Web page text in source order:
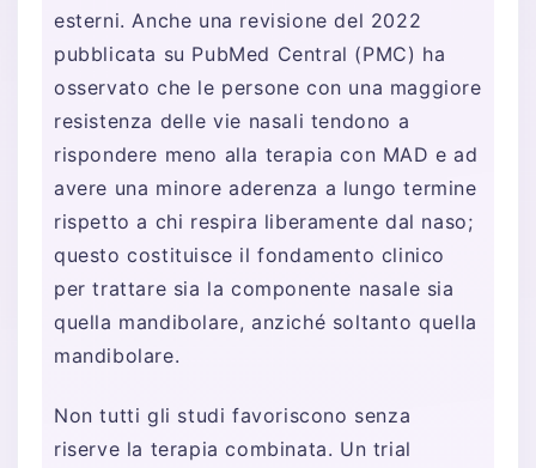
esterni. Anche una revisione del 2022
pubblicata su PubMed Central (PMC) ha
osservato che le persone con una maggiore
resistenza delle vie nasali tendono a
rispondere meno alla terapia con MAD e ad
avere una minore aderenza a lungo termine
rispetto a chi respira liberamente dal naso;
questo costituisce il fondamento clinico
per trattare sia la componente nasale sia
quella mandibolare, anziché soltanto quella
mandibolare.
Non tutti gli studi favoriscono senza
riserve la terapia combinata. Un trial